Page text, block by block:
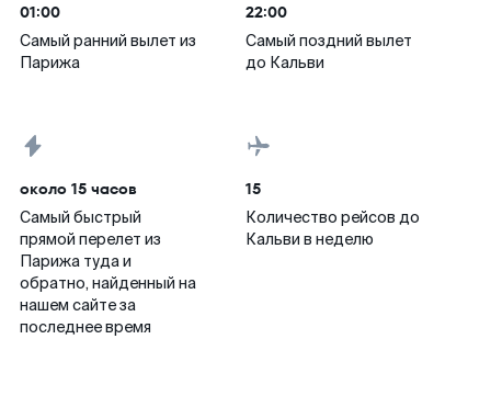
01:00
Самый ранний вылет из
Парижа
22:00
Самый поздний вылет
до Кальви
около 15 часов
Самый быстрый
прямой перелет из
Парижа туда и
обратно, найденный на
нашем сайте за
последнее время
15
Количество рейсов до
Кальви в неделю